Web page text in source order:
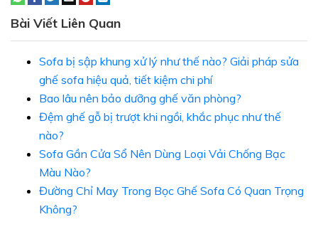
Bài Viết Liên Quan
Sofa bị sập khung xử lý như thế nào? Giải pháp sửa
ghế sofa hiệu quả, tiết kiệm chi phí
Bao lâu nên bảo dưỡng ghế văn phòng?
Đệm ghế gỗ bị trượt khi ngồi, khắc phục như thế
nào?
Sofa Gần Cửa Sổ Nên Dùng Loại Vải Chống Bạc
Màu Nào?
Đường Chỉ May Trong Bọc Ghế Sofa Có Quan Trọng
Không?